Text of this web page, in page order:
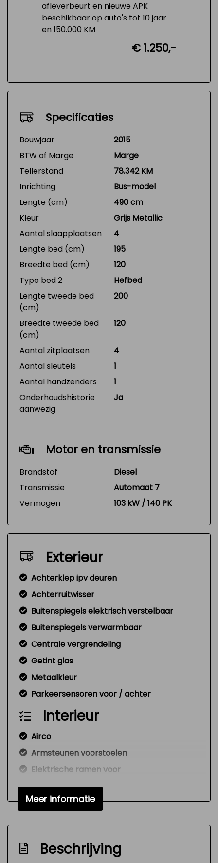
afleverbeurt en nieuwe APK
beschikbaar op auto's tot 10 jaar
en 150.000 KM
€ 1.250,-
Specificaties
Bouwjaar
2015
BTW of Marge
Marge
Tellerstand
78.342 KM
Inrichting
Bus-model
Lengte (cm)
490 cm
Kleur
Grijs Metallic
Aantal slaapplaatsen
4
Lengte bed (cm)
195
Breedte bed (cm)
120
Type bed 2
Hefbed
Lengte tweede bed
(cm)
200
Breedte tweede bed
(cm)
120
Aantal zitplaatsen
4
Aantal sleutels
1
Aantal handzenders
1
Onderhoudshistorie
aanwezig
Ja
Motor en transmissie
Brandstof
Diesel
Transmissie
Automaat 7
Vermogen
103 kW / 140 PK
Exterieur
Achterklep ipv deuren
Achterruitwisser
Buitenspiegels elektrisch verstelbaar
Buitenspiegels verwarmbaar
Centrale vergrendeling
Getint glas
Metaalkleur
Parkeersensoren voor / achter
Interieur
Airco
Armsteunen voorstoelen
Elektrische ramen voor
Standkachel
Stuurbekrachtiging
Infotainment
Navigatiesysteem
Meer informatie
Beschrijving